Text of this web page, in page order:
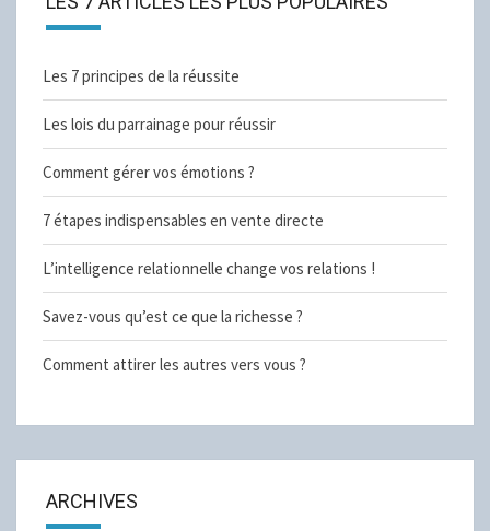
Les 7 principes de la réussite
Les lois du parrainage pour réussir
Comment gérer vos émotions ?
7 étapes indispensables en vente directe
L’intelligence relationnelle change vos relations !
Savez-vous qu’est ce que la richesse ?
Comment attirer les autres vers vous ?
ARCHIVES